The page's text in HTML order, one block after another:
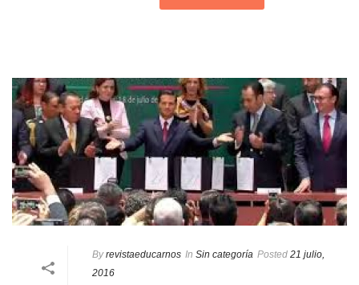
By revistaeducarnos In Sin categoría Posted 21 julio,
2016